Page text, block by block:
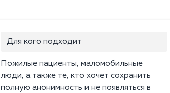
Для кого подходит
Пожилые пациенты, маломобильные
люди, а также те, кто хочет сохранить
полную анонимность и не появляться в